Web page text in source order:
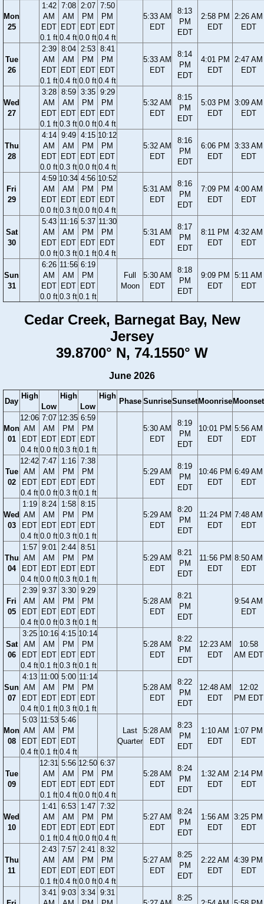
Mon
25
1:42
AM
EDT
0.1 ft
7:08
AM
EDT
0.4 ft
2:07
PM
EDT
0.0 ft
7:50
PM
EDT
0.4 ft
5:33 AM
EDT
8:13
PM
EDT
2:58 PM
EDT
2:26 AM
EDT
Tue
26
2:39
AM
EDT
0.1 ft
8:04
AM
EDT
0.4 ft
2:53
PM
EDT
0.0 ft
8:41
PM
EDT
0.4 ft
5:33 AM
EDT
8:14
PM
EDT
4:01 PM
EDT
2:47 AM
EDT
Wed
27
3:28
AM
EDT
0.1 ft
8:59
AM
EDT
0.3 ft
3:35
PM
EDT
0.0 ft
9:29
PM
EDT
0.4 ft
5:32 AM
EDT
8:15
PM
EDT
5:03 PM
EDT
3:09 AM
EDT
Thu
28
4:14
AM
EDT
0.0 ft
9:49
AM
EDT
0.3 ft
4:15
PM
EDT
0.0 ft
10:12
PM
EDT
0.4 ft
5:32 AM
EDT
8:16
PM
EDT
6:06 PM
EDT
3:33 AM
EDT
Fri
29
4:59
AM
EDT
0.0 ft
10:34
AM
EDT
0.3 ft
4:56
PM
EDT
0.0 ft
10:52
PM
EDT
0.4 ft
5:31 AM
EDT
8:16
PM
EDT
7:09 PM
EDT
4:00 AM
EDT
Sat
30
5:43
AM
EDT
0.0 ft
11:16
AM
EDT
0.3 ft
5:37
PM
EDT
0.1 ft
11:30
PM
EDT
0.4 ft
5:31 AM
EDT
8:17
PM
EDT
8:11 PM
EDT
4:32 AM
EDT
Sun
31
6:26
AM
EDT
0.0 ft
11:56
AM
EDT
0.3 ft
6:19
PM
EDT
0.1 ft
Full
Moon
5:30 AM
EDT
8:18
PM
EDT
9:09 PM
EDT
5:11 AM
EDT
Cedar Creek, Barnegat Bay, New
Jersey
39.8700° N, 74.1550° W
June 2026
Day
High
Low
High
Low
High
Phase SunriseSunsetMoonriseMoonset
Mon
01
12:06
AM
EDT
0.4 ft
7:07
AM
EDT
0.0 ft
12:35
PM
EDT
0.3 ft
6:59
PM
EDT
0.1 ft
5:30 AM
EDT
8:19
PM
EDT
10:01 PM
EDT
5:56 AM
EDT
Tue
02
12:42
AM
EDT
0.4 ft
7:47
AM
EDT
0.0 ft
1:16
PM
EDT
0.3 ft
7:38
PM
EDT
0.1 ft
5:29 AM
EDT
8:19
PM
EDT
10:46 PM
EDT
6:49 AM
EDT
Wed
03
1:19
AM
EDT
0.4 ft
8:24
AM
EDT
0.0 ft
1:58
PM
EDT
0.3 ft
8:15
PM
EDT
0.1 ft
5:29 AM
EDT
8:20
PM
EDT
11:24 PM
EDT
7:48 AM
EDT
Thu
04
1:57
AM
EDT
0.4 ft
9:01
AM
EDT
0.0 ft
2:44
PM
EDT
0.3 ft
8:51
PM
EDT
0.1 ft
5:29 AM
EDT
8:21
PM
EDT
11:56 PM
EDT
8:50 AM
EDT
Fri
05
2:39
AM
EDT
0.4 ft
9:37
AM
EDT
0.0 ft
3:30
PM
EDT
0.3 ft
9:29
PM
EDT
0.1 ft
5:28 AM
EDT
8:21
PM
EDT
9:54 AM
EDT
Sat
06
3:25
AM
EDT
0.4 ft
10:16
AM
EDT
0.1 ft
4:15
PM
EDT
0.3 ft
10:14
PM
EDT
0.1 ft
5:28 AM
EDT
8:22
PM
EDT
12:23 AM
EDT
10:58
AM EDT
Sun
07
4:13
AM
EDT
0.4 ft
11:00
AM
EDT
0.1 ft
5:00
PM
EDT
0.3 ft
11:14
PM
EDT
0.1 ft
5:28 AM
EDT
8:22
PM
EDT
12:48 AM
EDT
12:02
PM EDT
Mon
08
5:03
AM
EDT
0.4 ft
11:53
AM
EDT
0.1 ft
5:46
PM
EDT
0.4 ft
Last
Quarter
5:28 AM
EDT
8:23
PM
EDT
1:10 AM
EDT
1:07 PM
EDT
Tue
09
12:31
AM
EDT
0.1 ft
5:56
AM
EDT
0.4 ft
12:50
PM
EDT
0.0 ft
6:37
PM
EDT
0.4 ft
5:28 AM
EDT
8:24
PM
EDT
1:32 AM
EDT
2:14 PM
EDT
Wed
10
1:41
AM
EDT
0.1 ft
6:53
AM
EDT
0.4 ft
1:47
PM
EDT
0.0 ft
7:32
PM
EDT
0.4 ft
5:27 AM
EDT
8:24
PM
EDT
1:56 AM
EDT
3:25 PM
EDT
Thu
11
2:43
AM
EDT
0.1 ft
7:57
AM
EDT
0.4 ft
2:41
PM
EDT
0.0 ft
8:32
PM
EDT
0.4 ft
5:27 AM
EDT
8:25
PM
EDT
2:22 AM
EDT
4:39 PM
EDT
3:41
9:03 3:34 9:31
8:25